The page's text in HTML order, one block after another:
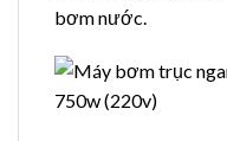
bơm nước.